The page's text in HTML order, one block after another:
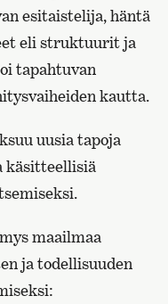
esitaistelija, häntä
eli struktuurit ja
tapahtuvan
kautta.
uusia tapoja
käsitteellisiä
maailmaa
ja todellisuuden